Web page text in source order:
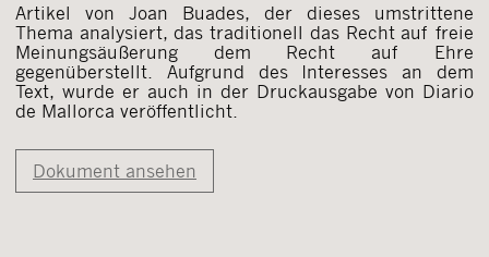
Artikel von Joan Buades, der dieses umstrittene
Thema analysiert, das traditionell das Recht auf freie
Meinungsäußerung dem Recht auf Ehre
gegenüberstellt. Aufgrund des Interesses an dem
Text, wurde er auch in der Druckausgabe von Diario
de Mallorca veröffentlicht.
Dokument ansehen